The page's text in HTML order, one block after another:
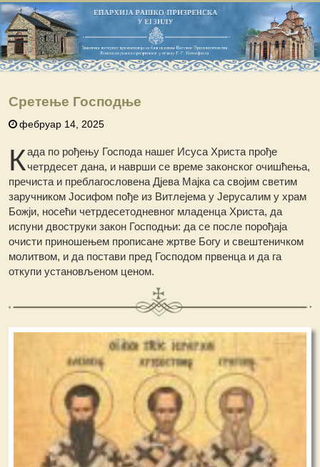
Сретење Господње
фебруар 14, 2025
Када пo рођењу Господа нашег Исуса Христа прође
четрдесет дана, и наврши се време законског очишћења,
пречиста и преблагословена Дјева Мајка са својим светим
заручником Јосифом пође из Витлејема у Јерусалим у храм
Божји, носећи четрдесетодневног младенца Христа, да
испуни двоструки закон Господњи: да се после порођаја
очисти приношењем прописане жртве Богу и свештеничком
молитвом, и да постави пред Господом првенца и да га
откупи установљеном ценом.